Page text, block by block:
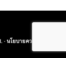
·นโยบายความเป็น